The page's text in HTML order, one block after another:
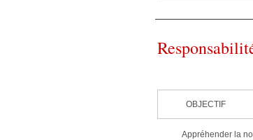
OBJECTIF
Appréhender la